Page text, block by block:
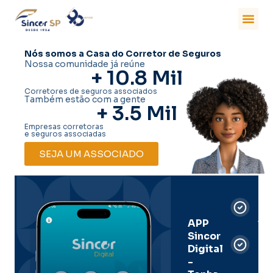
Nós somos a Casa do Corretor de Seguros
Nossa comunidade já reúne
+ 10.8 Mil
Corretores de seguros associados
Também estão com a gente
+ 3.5 Mil
Empresas corretoras
e seguros associadas
SEJA UM ASSOCIADO
APP
Sincor
Digital
-